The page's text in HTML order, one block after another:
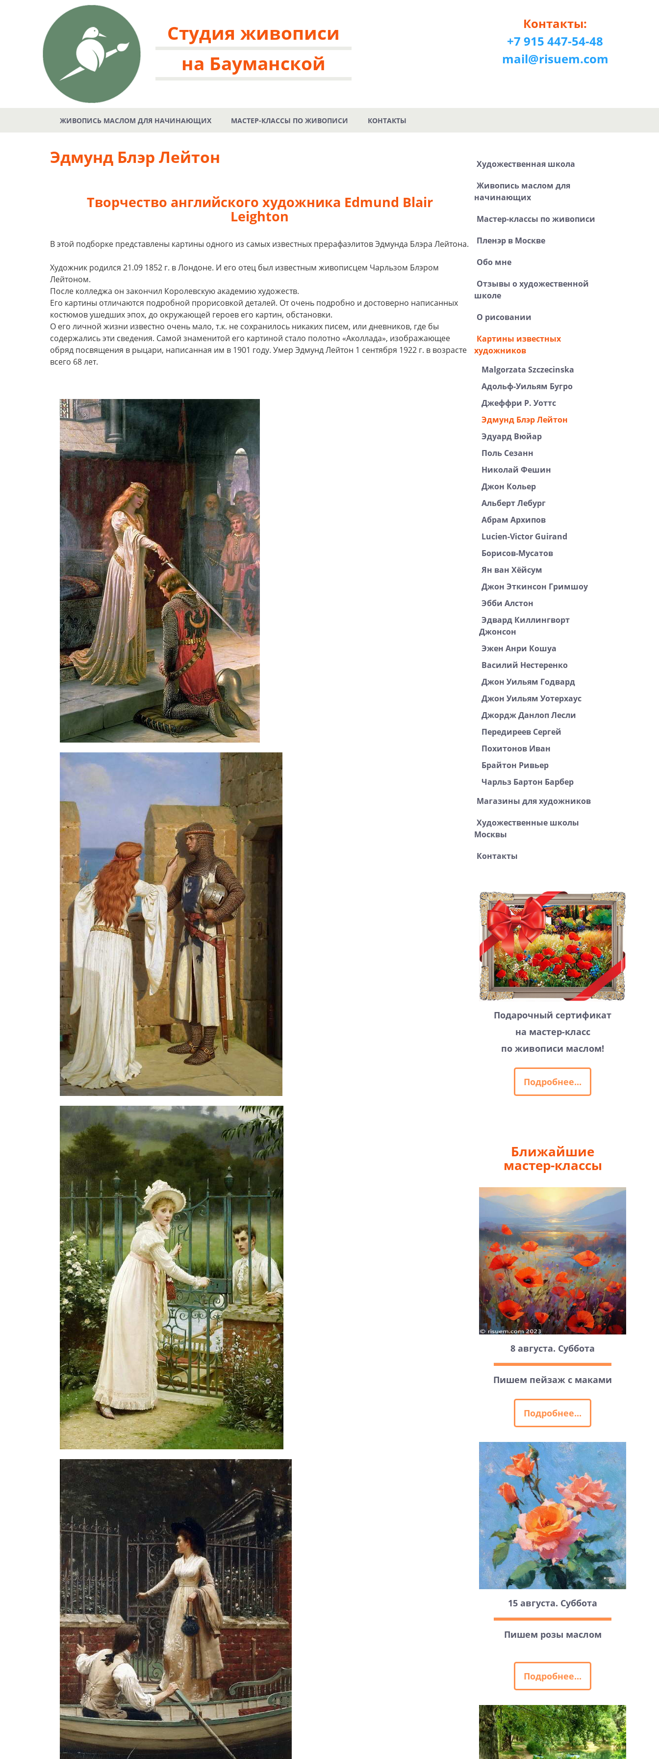
Студия живописи
на Бауманской
Контакты:
+7 915 447-54-48
mail@risuem.com
ЖИВОПИСЬ МАСЛОМ ДЛЯ НАЧИНАЮЩИХ МАСТЕР-КЛАССЫ ПО ЖИВОПИСИ КОНТАКТЫ
Эдмунд Блэр Лейтон
Творчество английского художника Edmund Blair
Leighton
В этой подборке представлены картины одного из самых известных прерафаэлитов Эдмунда Блэра Лейтона.
Художник родился 21.09 1852 г. в Лондоне. И его отец был известным живописцем Чарльзом Блэром
Лейтоном.
После колледжа он закончил Королевскую академию художеств.
Его картины отличаются подробной прорисовкой деталей. От очень подробно и достоверно написанных
костюмов ушедших эпох, до окружающей героев его картин, обстановки.
О его личной жизни известно очень мало, т.к. не сохранилось никаких писем, или дневников, где бы
содержались эти сведения. Самой знаменитой его картиной стало полотно «Аколлада», изображающее
обряд посвящения в рыцари, написанная им в 1901 году. Умер Эдмунд Лейтон 1 сентября 1922 г. в возрасте
всего 68 лет.
Художественная школа
Живопись маслом для
начинающих
Мастер-классы по живописи
Пленэр в Москве
Обо мне
Отзывы о художественной
школе
О рисовании
Картины известных
художников
Malgorzata Szczecinska
Адольф-Уильям Бугро
Джеффри Р. Уоттс
Эдмунд Блэр Лейтон
Эдуард Вюйар
Поль Сезанн
Николай Фешин
Джон Кольер
Альберт Лебург
Абрам Архипов
Lucien-Victor Guirand
Борисов-Мусатов
Ян ван Хёйсум
Джон Эткинсон Гримшоу
Эбби Алстон
Эдвард Киллингворт
Джонсон
Эжен Анри Кошуа
Василий Нестеренко
Джон Уильям Годвард
Джон Уильям Уотерхаус
Джордж Данлоп Лесли
Передиреев Сергей
Похитонов Иван
Брайтон Ривьер
Чарльз Бартон Барбер
Магазины для художников
Художественные школы
Москвы
Контакты
Подарочный сертификат
на мастер-класс
по живописи маслом!
Подробнее...
Ближайшие
мастер-классы
8 августа. Суббота
Пишем пейзаж с маками
Подробнее...
15 августа. Суббота
Пишем розы маслом
Подробнее...